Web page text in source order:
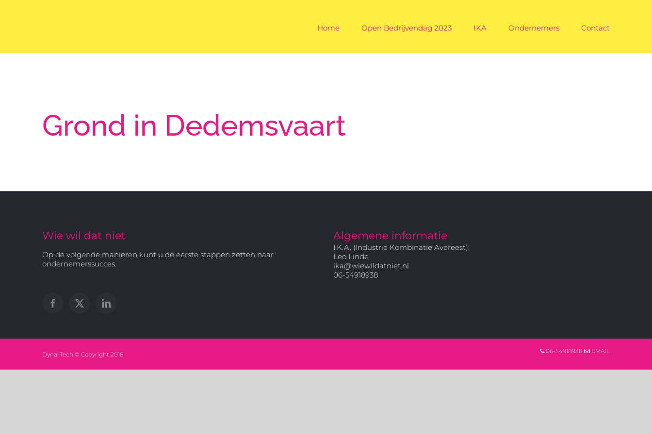
Home Open Bedrijvendag 2023 IKA Ondernemers Contact
Grond in Dedemsvaart
Wie wil dat niet
Op de volgende manieren kunt u de eerste stappen zetten naar
ondernemerssucces.
Algemene informatie
I.K.A. (Industrie Kombinatie Avereest):
Leo Linde
ika@wiewildatniet.nl
06-54918938
Dyna-Tech © Copyright 2018 06-54918938 EMAIL